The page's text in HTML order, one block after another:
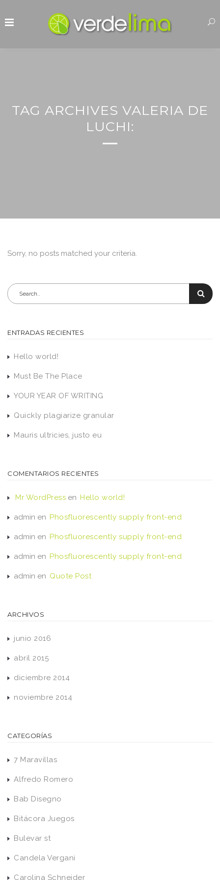
TAG ARCHIVES VALERIA DE
LUCHI:
Sorry, no posts matched your criteria.
ENTRADAS RECIENTES
Hello world!
Must Be The Place
YOUR YEAR OF WRITING
Quickly plagiarize granular
Mauris ultricies, justo eu
COMENTARIOS RECIENTES
Mr WordPress en Hello world!
admin en Phosfluorescently supply front-end
admin en Phosfluorescently supply front-end
admin en Phosfluorescently supply front-end
admin en Quote Post
ARCHIVOS
junio 2016
abril 2015
diciembre 2014
noviembre 2014
CATEGORÍAS
7 Maravillas
Alfredo Romero
Bab Disegno
Bitácora Juegos
Bulevar st
Candela Vergani
Carolina Schneider